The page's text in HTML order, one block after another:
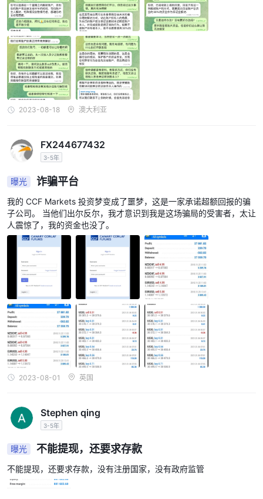
提款通常按照处理时间的指南进行。CCF Markets可以在财务部门
的工作时间内处理提款请求，工作时间为周一至周五上午7点至
下午4点UTC。由于CCF Markets无法控制的外部因素造成的延迟
不属于公司的责任。
请记住，如果在没有进行任何交易活动的情况下提出提款请求，可能
会有相关费用。
这个费用可能高达所请求金额的2.6%。
对于退款，客户在初始投资后有最多六个月的时间提交退款请求。如
WikiFX上的用户曝光
在我们的网站上，您可以看到关于无法提现和欺诈的报告。我们鼓励
交易者仔细审查可用信息，并考虑在未受监管平台上交易所涉及的风
诈经纪人或成为受害者，请在曝光栏目中告知我们，我们将非常感
激，并且我们的专家团队将尽一切可能为您解决问题。
客户服务
客户可以通过以下提供的信息访问他们的办公室或与客户服务热线联
系：
电子邮件 ：cs@ccfmarkets.com
CCF Markets提供 在线聊天
。通过在线聊天，客户可以快速得到问
题的答案，并获得帮助解决任何问题。这是一个方便和有效的沟通渠
道，可以提高客户满意度并增加销售额。
CCF Markets在其交易平台中提供在线消息。这使得交易者可以通
过平台直接与客户支持或其他交易者进行沟通。在线消息可以是获取
实时帮助或与其他交易者进行讨论的便捷方式。
部分，以帮助客户解答常见问题并提供相关信息。FAQ部分旨在解决
投资者可能对公司的服务、流程和投资机会有的常见疑问和关注。通
过提供这一资源，CCF Markets旨在为客户提供透明度和清晰度，
帮助他们做出明智的决策。
结论
2023-08-18 澳大利亚
FX244677432
3-5年
曝光 诈骗平台
我的 CCF Markets 投资梦变成了噩梦，这是一家承诺超额回报的骗
子公司。 当他们出尔反尔，我才意识到我是这场骗局的受害者，太让
人震惊了，我的资金也没了。
2023-08-01 英国
Stephen qing
3-5年
曝光 不能提现，还要求存款
不能提现，还要求存款，没有注册国家，没有政府监管